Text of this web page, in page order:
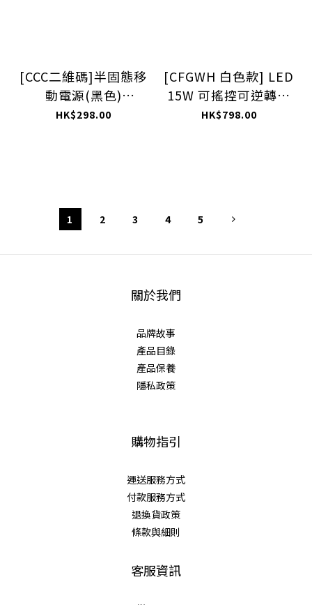
[CCC二維碼]半固態移
動電源(黑色)
PB012BK
HK$298.00
[CFGWH 白色款] LED
15W 可搖控可逆轉隱
形扇伸縮扇葉風扇燈
HK$798.00
1 2 3 4 5
關於我們
品牌故事
產品目錄
產品保養
隱私政策
購物指引
運送服務方式
付款服務方式
退換貨政策
條款與細則
客服資訊